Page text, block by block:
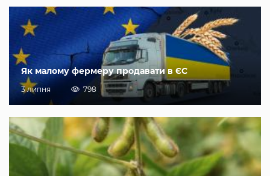
Як малому фермеру продавати в ЄС
3 липня 798